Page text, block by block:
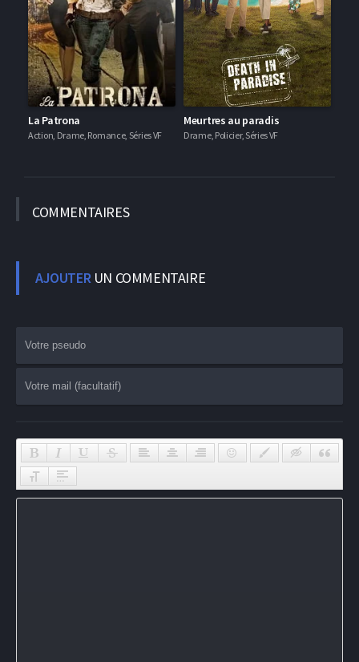
La Patrona
Action, Drame, Romance, Séries VF
Meurtres au paradis
Drame, Policier, Séries VF
COMMENTAIRES
AJOUTERUN COMMENTAIRE